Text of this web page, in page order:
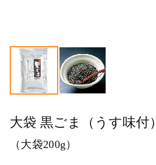
大袋 黒ごま（うす味付）
（大袋200g）